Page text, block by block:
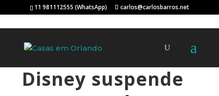
11 981112555 (WhatsApp) carlos@carlosbarros.net
Disney suspende